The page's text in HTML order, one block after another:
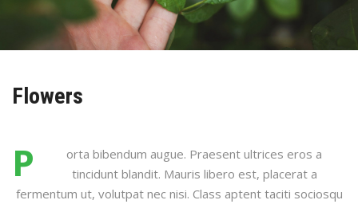
Flowers
P
orta bibendum augue. Praesent ultrices eros a
tincidunt blandit. Mauris libero est, placerat a
fermentum ut, volutpat nec nisi. Class aptent taciti sociosqu